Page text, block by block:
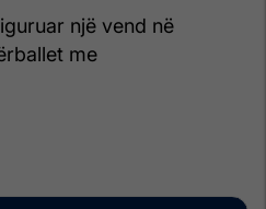
një vend në
me